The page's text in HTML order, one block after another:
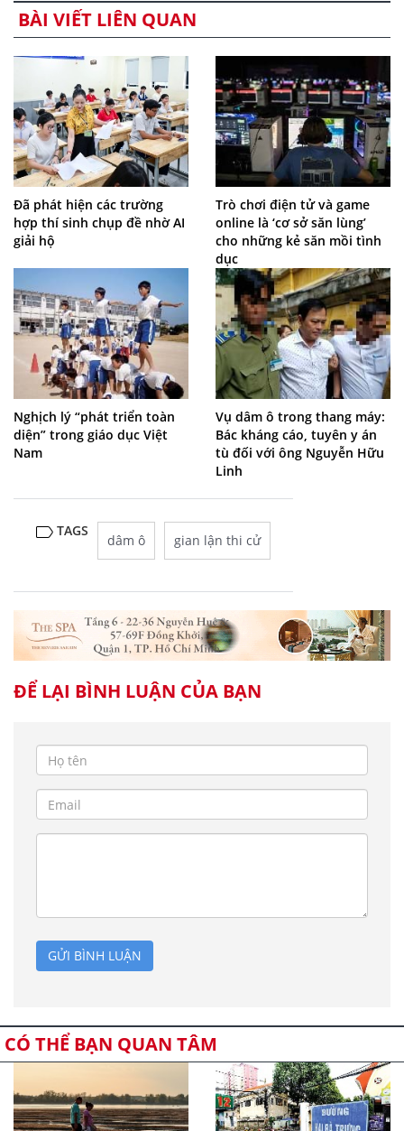
BÀI VIẾT LIÊN QUAN
Đã phát hiện các trường
hợp thí sinh chụp đề nhờ AI
giải hộ
Trò chơi điện tử và game
online là ‘cơ sở săn lùng’
cho những kẻ săn mồi tình
dục
Nghịch lý “phát triển toàn
diện” trong giáo dục Việt
Nam
Vụ dâm ô trong thang máy:
Bác kháng cáo, tuyên y án
tù đối với ông Nguyễn Hữu
Linh
TAGS
dâm ô gian lận thi cử
ĐỂ LẠI BÌNH LUẬN CỦA BẠN
GỬI BÌNH LUẬN
CÓ THỂ BẠN QUAN TÂM